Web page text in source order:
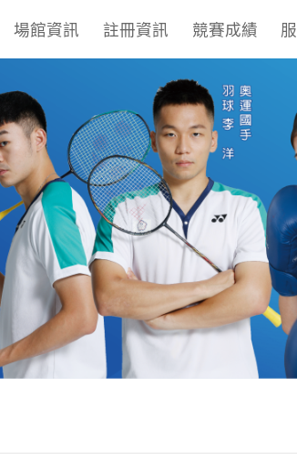
場館資訊 註冊資訊 競賽成績